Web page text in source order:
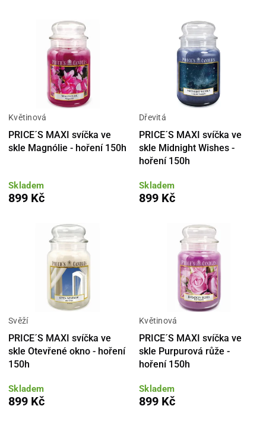
Květinová
PRICE´S MAXI svíčka ve
skle Magnólie - hoření 150h
Skladem
899 Kč
Dřevitá
PRICE´S MAXI svíčka ve
skle Midnight Wishes -
hoření 150h
Skladem
899 Kč
Svěží
PRICE´S MAXI svíčka ve
skle Otevřené okno - hoření
150h
Skladem
899 Kč
Květinová
PRICE´S MAXI svíčka ve
skle Purpurová růže -
hoření 150h
Skladem
899 Kč